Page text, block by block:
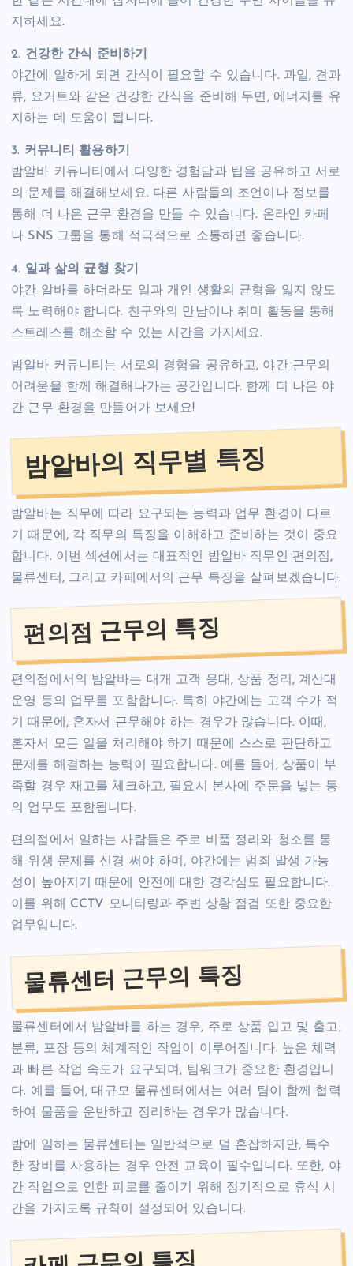
지하세요.
2. 건강한 간식 준비하기
야간에 일하게 되면 간식이 필요할 수 있습니다. 과일, 견과
류, 요거트와 같은 건강한 간식을 준비해 두면, 에너지를 유
지하는 데 도움이 됩니다.
3. 커뮤니티 활용하기
밤알바 커뮤니티에서 다양한 경험담과 팁을 공유하고 서로
의 문제를 해결해보세요. 다른 사람들의 조언이나 정보를
통해 더 나은 근무 환경을 만들 수 있습니다. 온라인 카페
나 SNS 그룹을 통해 적극적으로 소통하면 좋습니다.
4. 일과 삶의 균형 찾기
야간 알바를 하더라도 일과 개인 생활의 균형을 잃지 않도
록 노력해야 합니다. 친구와의 만남이나 취미 활동을 통해
스트레스를 해소할 수 있는 시간을 가지세요.
밤알바 커뮤니티는 서로의 경험을 공유하고, 야간 근무의
어려움을 함께 해결해나가는 공간입니다. 함께 더 나은 야
간 근무 환경을 만들어가 보세요!
밤알바의 직무별 특징
밤알바는 직무에 따라 요구되는 능력과 업무 환경이 다르
기 때문에, 각 직무의 특징을 이해하고 준비하는 것이 중요
합니다. 이번 섹션에서는 대표적인 밤알바 직무인 편의점,
물류센터, 그리고 카페에서의 근무 특징을 살펴보겠습니다.
편의점 근무의 특징
편의점에서의 밤알바는 대개 고객 응대, 상품 정리, 계산대
운영 등의 업무를 포함합니다. 특히 야간에는 고객 수가 적
기 때문에, 혼자서 근무해야 하는 경우가 많습니다. 이때,
혼자서 모든 일을 처리해야 하기 때문에 스스로 판단하고
문제를 해결하는 능력이 필요합니다. 예를 들어, 상품이 부
족할 경우 재고를 체크하고, 필요시 본사에 주문을 넣는 등
의 업무도 포함됩니다.
편의점에서 일하는 사람들은 주로 비품 정리와 청소를 통
해 위생 문제를 신경 써야 하며, 야간에는 범죄 발생 가능
성이 높아지기 때문에 안전에 대한 경각심도 필요합니다.
이를 위해 CCTV 모니터링과 주변 상황 점검 또한 중요한
업무입니다.
물류센터 근무의 특징
물류센터에서 밤알바를 하는 경우, 주로 상품 입고 및 출고,
분류, 포장 등의 체계적인 작업이 이루어집니다. 높은 체력
과 빠른 작업 속도가 요구되며, 팀워크가 중요한 환경입니
다. 예를 들어, 대규모 물류센터에서는 여러 팀이 함께 협력
하여 물품을 운반하고 정리하는 경우가 많습니다.
밤에 일하는 물류센터는 일반적으로 덜 혼잡하지만, 특수
한 장비를 사용하는 경우 안전 교육이 필수입니다. 또한, 야
간 작업으로 인한 피로를 줄이기 위해 정기적으로 휴식 시
간을 가지도록 규칙이 설정되어 있습니다.